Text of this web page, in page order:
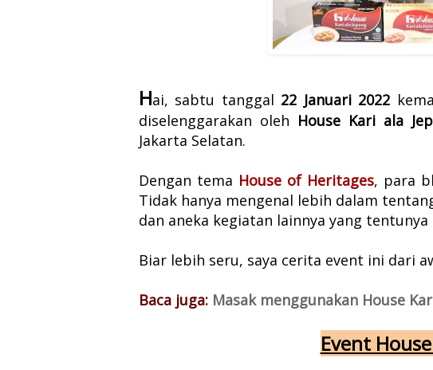
Hai, sabtu tanggal 22 Januari 2022
diselenggarakan oleh House Kari ala
Jakarta Selatan.
Dengan tema House of Heritages, para
Tidak hanya mengenal lebih dalam
dan aneka kegiatan lainnya yang
Biar lebih seru, saya cerita event ini dari
Baca juga: Masak menggunakan House
Event